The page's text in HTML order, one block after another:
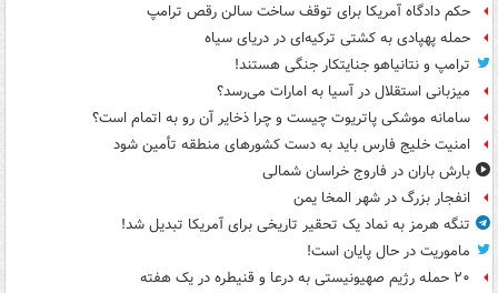
حکم دادگاه آمریکا برای توقف ساخت سالن رقص ترامپ
حمله پهپادی به کشتی ترکیه‌ای در دریای سیاه
ترامپ و نتانیاهو جنایتکار جنگی هستند!
میزبانی استقلال در آسیا به امارات می‌رسد؟
سامانه موشکی پاتریوت چیست و چرا ذخایر آن رو به اتمام است؟
امنیت خلیج فارس باید به دست کشورهای منطقه تأمین شود
بارش باران در فاروج خراسان شمالی
انفجار بزرگ در شهر المخا یمن
تنگه هرمز به نماد یک تحقیر تاریخی برای آمریکا تبدیل شد!
ماموریت در حال پایان است!
۲۰ حمله رژیم صهیونیستی به درعا و قنیطره در یک هفته